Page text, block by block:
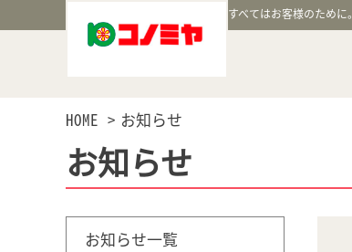
すべてはお客様のために。
HOME お知らせ
お知らせ
お知らせ一覧